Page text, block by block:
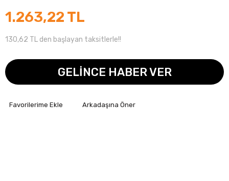
1.263,22 TL
130,62 TL den başlayan taksitlerle!!
GELİNCE HABER VER
Arkadaşına Öner